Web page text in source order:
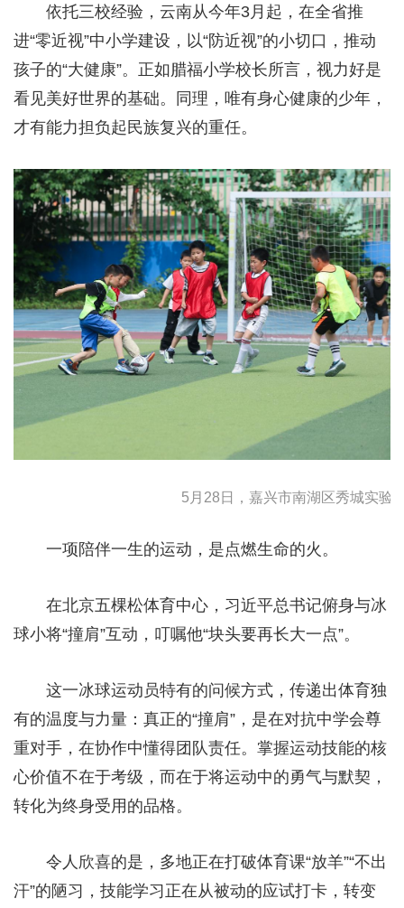
依托三校经验，云南从今年3月起，在全省推
进“零近视”中小学建设，以“防近视”的小切口，推动
孩子的“大健康”。正如腊福小学校长所言，视力好是
看见美好世界的基础。同理，唯有身心健康的少年，
才有能力担负起民族复兴的重任。
5月28日，嘉兴市南湖区秀城实验教
一项陪伴一生的运动，是点燃生命的火。
在北京五棵松体育中心，习近平总书记俯身与冰
球小将“撞肩”互动，叮嘱他“块头要再长大一点”。
这一冰球运动员特有的问候方式，传递出体育独
有的温度与力量：真正的“撞肩”，是在对抗中学会尊
重对手，在协作中懂得团队责任。掌握运动技能的核
心价值不在于考级，而在于将运动中的勇气与默契，
转化为终身受用的品格。
令人欣喜的是，多地正在打破体育课“放羊”“不出
汗”的陋习，技能学习正在从被动的应试打卡，转变